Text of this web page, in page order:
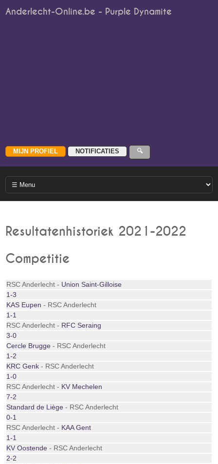
Anderlecht-Online.be - Purple Dynamite
Resultatenhistoriek 2021-2022
Competitie
RSC Anderlecht - Union Saint-Gilloise
1-3
KAS Eupen - RSC Anderlecht
1-1
RSC Anderlecht - RFC Seraing
3-0
Cercle Brugge - RSC Anderlecht
1-2
KRC Genk - RSC Anderlecht
1-0
RSC Anderlecht - KV Mechelen
7-2
Standard de Liège - RSC Anderlecht
0-1
RSC Anderlecht - KAA Gent
1-1
KV Oostende - RSC Anderlecht
2-2